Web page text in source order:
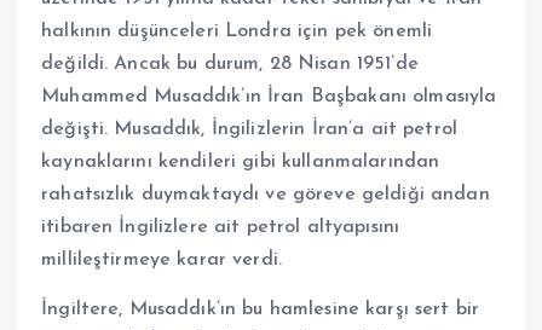
halkının düşünceleri Londra için pek önemli
değildi. Ancak bu durum, 28 Nisan 1951’de
Muhammed Musaddık’ın İran Başbakanı olmasıyla
değişti. Musaddık, İngilizlerin İran’a ait petrol
kaynaklarını kendileri gibi kullanmalarından
rahatsızlık duymaktaydı ve göreve geldiği andan
itibaren İngilizlere ait petrol altyapısını
millileştirmeye karar verdi.
İngiltere, Musaddık’ın bu hamlesine karşı sert bir